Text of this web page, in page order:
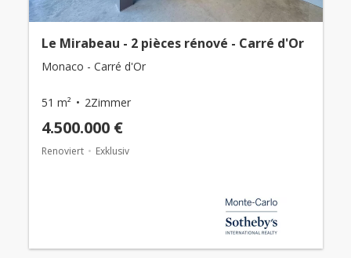
Le Mirabeau - 2 pièces rénové - Carré d'Or
Monaco - Carré d'Or
51 m² 2Zimmer
4.500.000 €
Renoviert Exklusiv